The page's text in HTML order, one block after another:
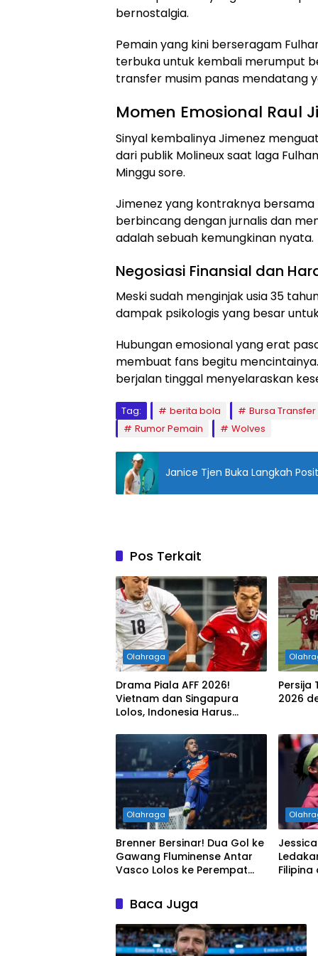
bernostalgia.
Pemain yang kini berseragam
terbuka untuk kembali merumput
transfer musim panas mendatang
Momen Emosional Raul
Sinyal kembalinya Jimenez
dari publik Molineux saat laga
Minggu sore.
Jimenez yang kontraknya
berbincang dengan jurnalis dan
adalah sebuah kemungkinan nyata.
Negosiasi Finansial dan
Meski sudah menginjak usia 35
dampak psikologis yang besar
Hubungan emosional yang erat
membuat fans begitu
berjalan tinggal menyelaraskan
Tag: berita bola
Bursa Transfer
Rumor Pemain
Wolves
Janice Tjen Buka Langkah
Pos Terkait
Olahraga
Drama Piala AFF 2026!
Vietnam dan Singapura
Lolos, Indonesia Harus
Persija
2026
Olahraga
Brenner Bersinar! Dua Gol ke
Gawang Fluminense Antar
Vasco Lolos ke Perempat
Filipina
Baca Juga